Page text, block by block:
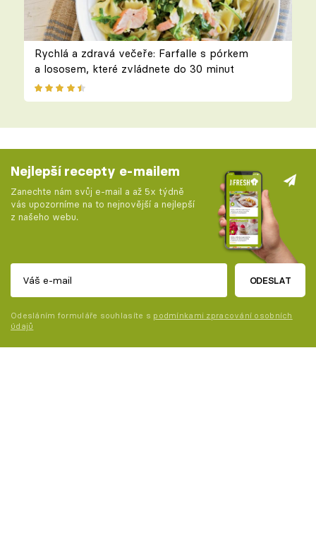
Rychlá a zdravá večeře: Farfalle s pórkem
a lososem, které zvládnete do 30 minut
Nejlepší recepty e-mailem
Zanechte nám svůj e-mail a až 5x týdně
vás upozorníme na to nejnovější a nejlepší
z našeho webu.
ODESLAT
Odesláním formuláře souhlasíte s podmínkami zpracování osobních
údajů